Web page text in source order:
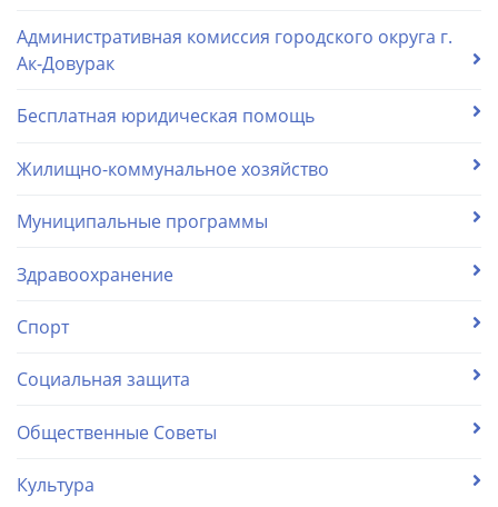
Административная комиссия городского округа г.
Ак-Довурак
Бесплатная юридическая помощь
Жилищно-коммунальное хозяйство
Муниципальные программы
Здравоохранение
Спорт
Социальная защита
Общественные Советы
Культура